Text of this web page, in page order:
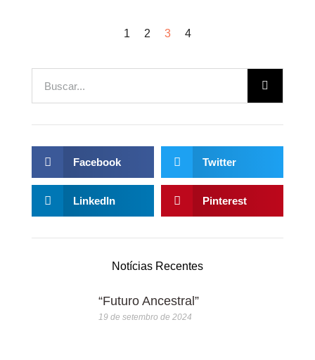
1 2 3 4
Facebook Twitter
LinkedIn Pinterest
Notícias Recentes
“Futuro Ancestral”
19 de setembro de 2024